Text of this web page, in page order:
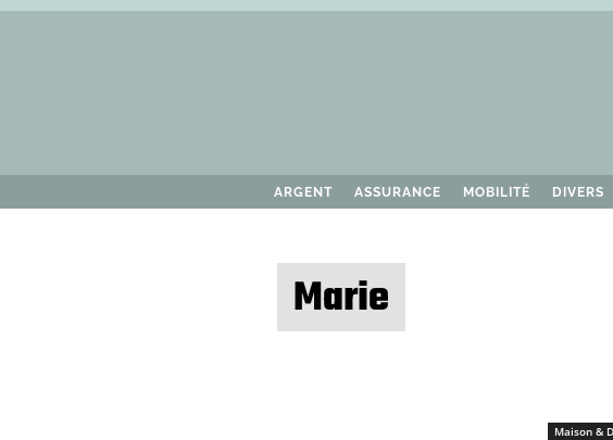
ARGENT ASSURANCE MOBILITÉ DIVERS
Marie
Maison &